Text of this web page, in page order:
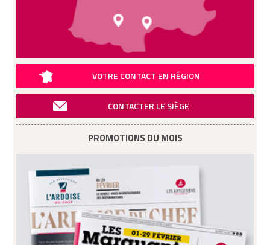
VOTRE CONTACT EN RÉGION
CONTACTER LE SIÈGE
PROMOTIONS DU MOIS